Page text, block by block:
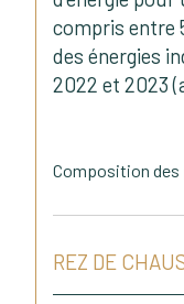
compris entre
des énergies
2022 et 2023
Composition des
REZ DE